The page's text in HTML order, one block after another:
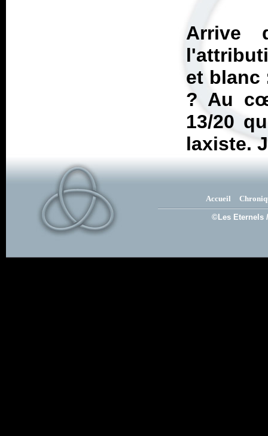
Arrive
et blanc
? Au
13/20
laxiste.
Accueil
©Les Eternels